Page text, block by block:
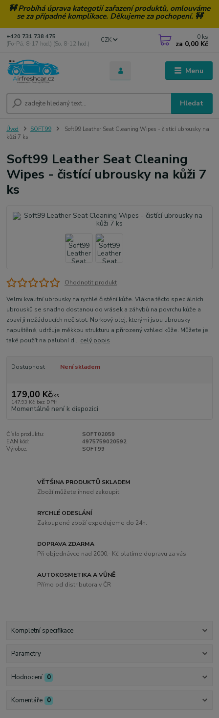
🚧 Probíhá úprava kategotií zařazení produktů, omlouváme
se za případné komplikace. Děkujeme za pochopení. 🚧
Menu
CZK
Hledat
+420 731 738 475
(Po-Pá, 8-17 hod.) (So, 8-12 hod.)
0 ks
za 0,00 Kč
Úvod SOFT99
Soft99 Leather Seat Cleaning Wipes - čistící ubrousky na
kůži 7 ks
Soft99 Leather Seat Cleaning
Wipes - čistící ubrousky na kůži 7
ks
Ohodnotit produkt
Velmi kvalitní ubrousky na rychlé čistění kůže. Vlákna těcto speciálních
ubrousků se snadno dostanou do vrásek a záhybů na povrchu kůže a
zbaví ji nežádoucích nečistot. Norkový olej, kterými jsou ubrousky
napuštěné, udržuje měkkou strukturu a přirozený vzhled kůže. Můžete je
také použít na palubní d... celý popis
Dostupnost Není skladem
179,00 Kč/ks
147,93 Kč bez DPH
Momentálně není k dispozici
Číslo produktu:
SOFT02059
EAN kód:
4975759020592
Výrobce:
SOFT99
VĚTŠINA PRODUKTŮ SKLADEM
Zboží můžete ihned zakoupit.
RYCHLÉ ODESLÁNÍ
Zakoupené zboží expedujeme do 24h.
DOPRAVA ZDARMA
Při objednávce nad 2000,- Kč platíme dopravu za vás.
AUTOKOSMETIKA A VŮNĚ
Přímo od distributora v ČR
Kompletní specifikace
Parametry
Hodnocení 0
Komentáře 0